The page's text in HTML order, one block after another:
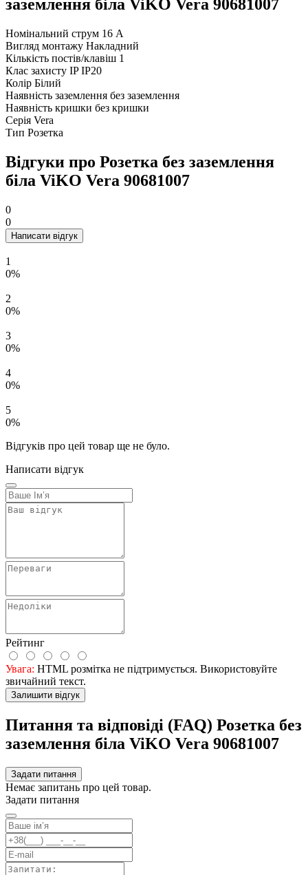
заземлення біла ViKO Vera 90681007
Номінальний струм 16 А
Вигляд монтажу Накладний
Кількість постів/клавіш 1
Клас захисту IP IP20
Колір Білий
Наявність заземлення без заземлення
Наявність кришки без кришки
Серія Vera
Тип Розетка
Відгуки про Розетка без заземлення
біла ViKO Vera 90681007
0
0
Написати відгук
1
0%
2
0%
3
0%
4
0%
5
0%
Відгуків про цей товар ще не було.
Написати відгук
Рейтинг
Увага: HTML розмітка не підтримується. Використовуйте
звичайний текст.
Залишити відгук
Питання та відповіді (FAQ) Розетка без
заземлення біла ViKO Vera 90681007
Задати питання
Немає запитань про цей товар.
Задати питання